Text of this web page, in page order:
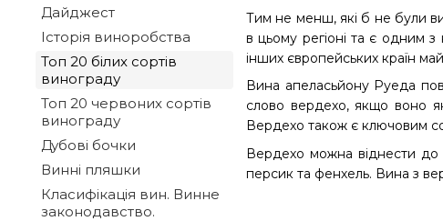
Тим не менш, які б не були
в цьому регіоні та є одним з
інших європейських країн
Вина апеласьйону Руеда
слово вердехо, якщо воно
Вердехо також є ключовим
Вердехо можна віднести до
персик та фенхель. Вина з
Дайджест
Історія виноробства
Топ 20 білих сортів
винограду
Топ 20 червоних сортів
винограду
Дубові бочки
Винні пляшки
Класифікація вин. Винне
законодавство.